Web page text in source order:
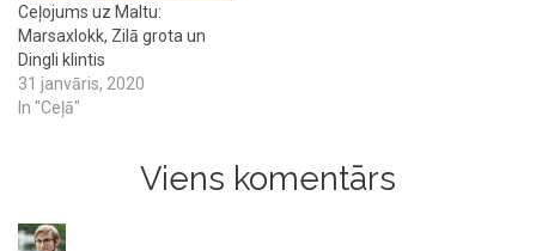
Ceļojums uz Maltu:
Marsaxlokk, Zilā grota un
Dingli klintis
31 janvāris, 2020
In "Ceļā"
Viens komentārs